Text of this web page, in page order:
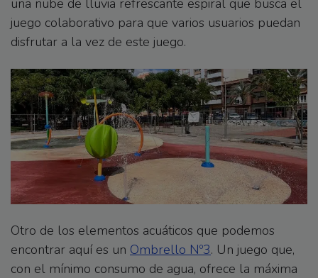
una nube de lluvia refrescante espiral que busca el
juego colaborativo para que varios usuarios puedan
disfrutar a la vez de este juego.
Otro de los elementos acuáticos que podemos
encontrar aquí es un Ombrello Nº3. Un juego que,
con el mínimo consumo de agua, ofrece la máxima